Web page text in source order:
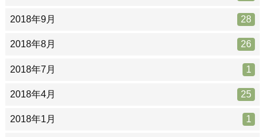
2018年9月 28
2018年8月 26
2018年7月 1
2018年4月 25
2018年1月 1